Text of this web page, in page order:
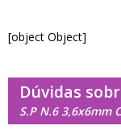
[object Object]
Dúvidas
S.P N.6 3,6x6mm